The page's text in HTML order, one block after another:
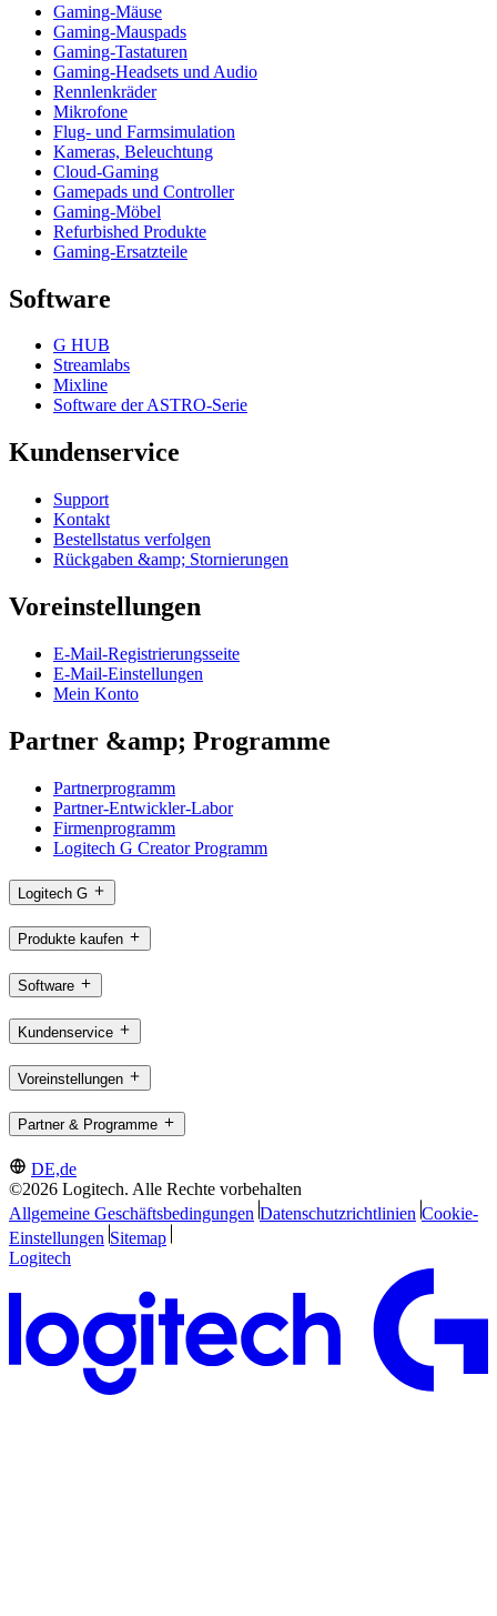
Gaming-Mäuse
Gaming-Mauspads
Gaming-Tastaturen
Gaming-Headsets und Audio
Rennlenkräder
Mikrofone
Flug- und Farmsimulation
Kameras, Beleuchtung
Cloud-Gaming
Gamepads und Controller
Gaming-Möbel
Refurbished Produkte
Gaming-Ersatzteile
Software
G HUB
Streamlabs
Mixline
Software der ASTRO-Serie
Kundenservice
Support
Kontakt
Bestellstatus verfolgen
Rückgaben &amp; Stornierungen
Voreinstellungen
E-Mail-Registrierungsseite
E-Mail-Einstellungen
Mein Konto
Partner &amp; Programme
Partnerprogramm
Partner-Entwickler-Labor
Firmenprogramm
Logitech G Creator Programm
Logitech G
Produkte kaufen
Software
Kundenservice
Voreinstellungen
Partner & Programme
DE,de
©2026 Logitech. Alle Rechte vorbehalten
Allgemeine Geschäftsbedingungen Datenschutzrichtlinien Cookie-
Einstellungen Sitemap
Logitech